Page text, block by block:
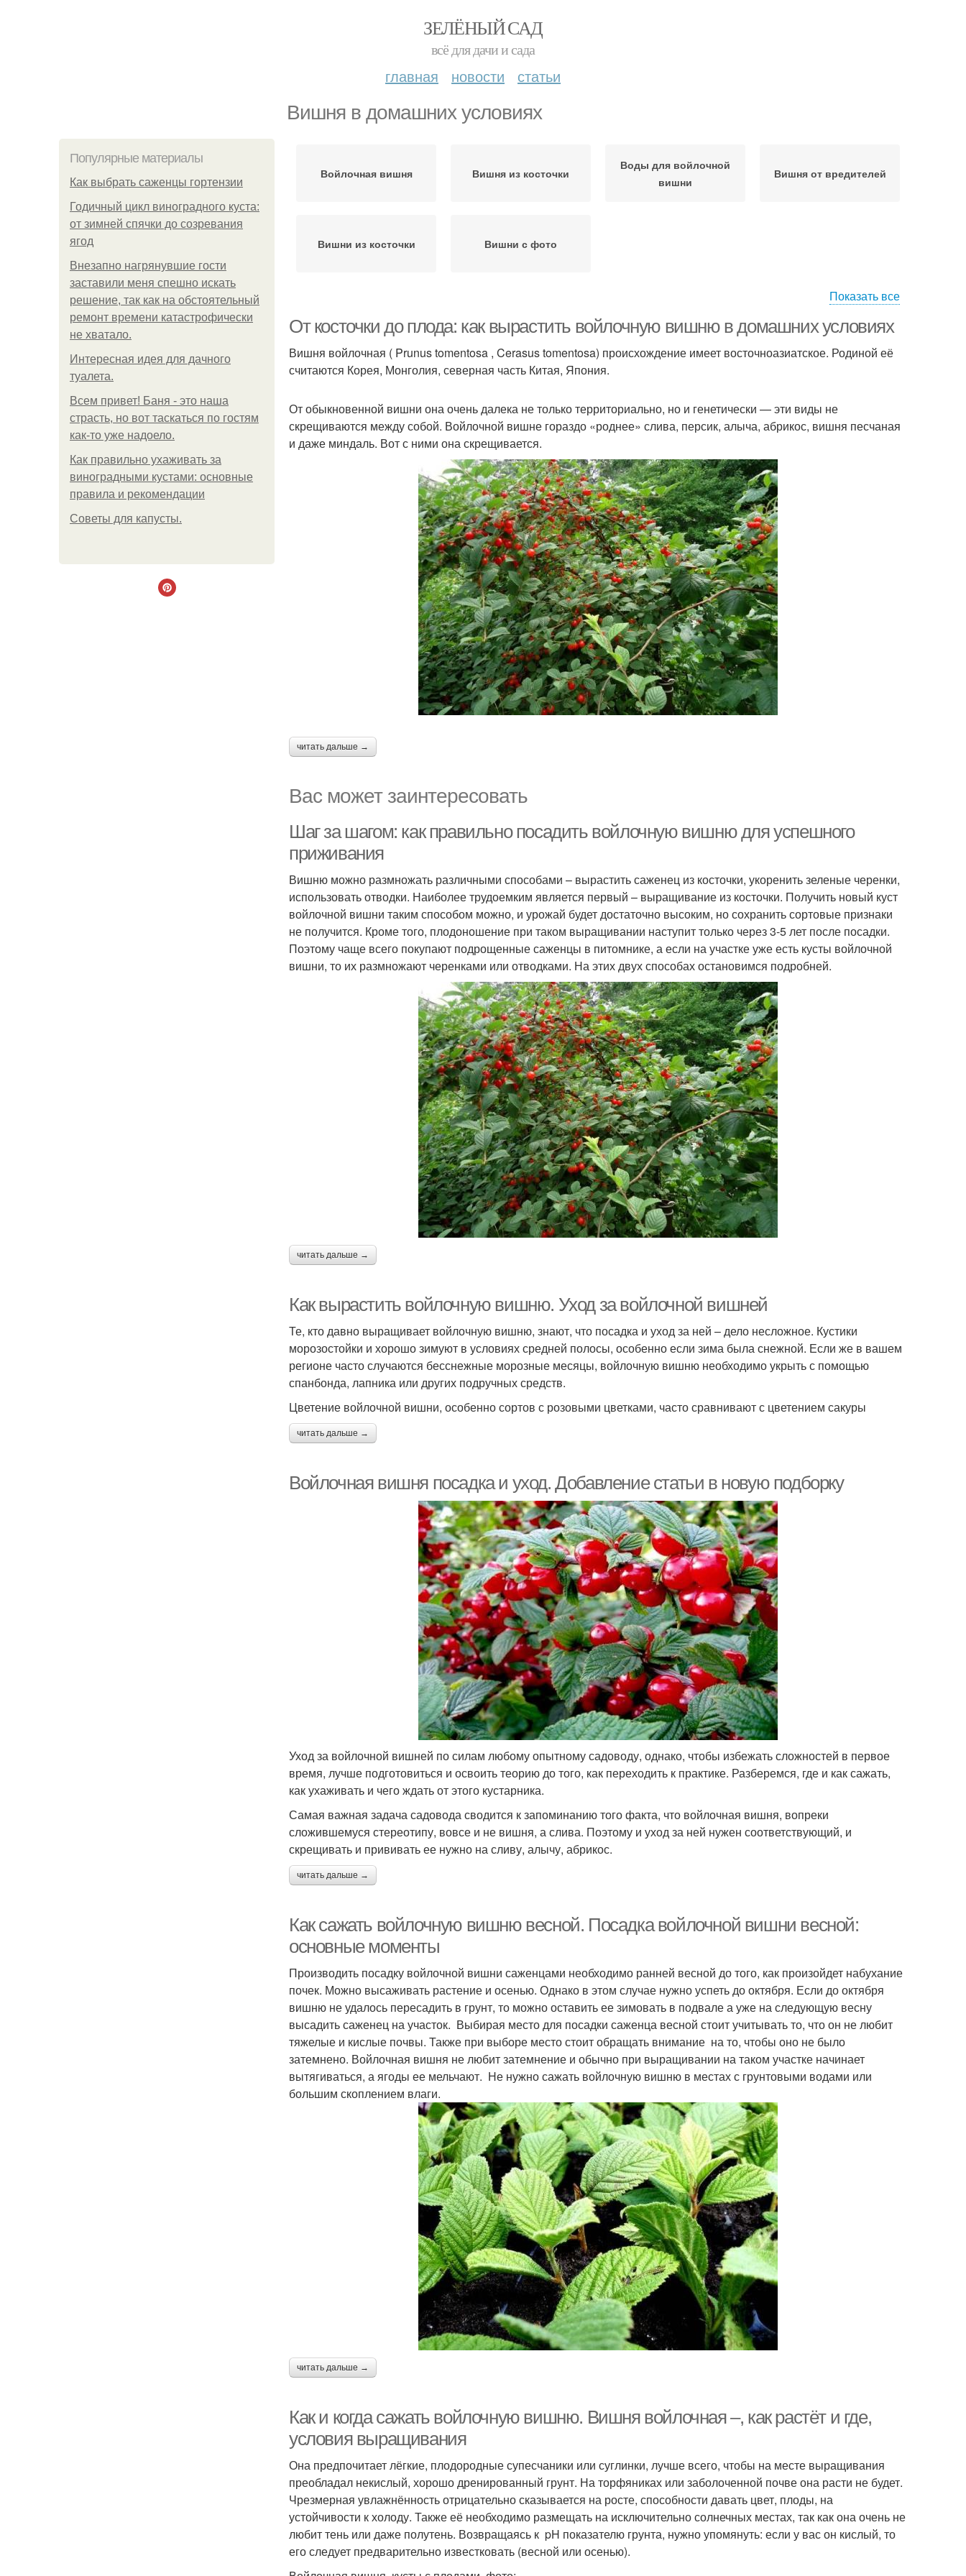
ЗЕЛЁНЫЙ САД
всё для дачи и сада
главная новости статьи
Вишня в домашних условиях
Популярные материалы
Как выбрать саженцы гортензии
Годичный цикл виноградного куста:
от зимней спячки до созревания
ягод
Внезапно нагрянувшие гости
заставили меня спешно искать
решение, так как на обстоятельный
ремонт времени катастрофически
не хватало.
Интересная идея для дачного
туалета.
Всем привет! Баня - это наша
страсть, но вот таскаться по гостям
как-то уже надоело.
Как правильно ухаживать за
виноградными кустами: основные
правила и рекомендации
Советы для капусты.
Войлочная вишня Вишня из косточки
Воды для войлочной
вишни
Вишня от вредителей
Вишни из косточки Вишни с фото
Показать все
От косточки до плода: как вырастить войлочную вишню в домашних условиях
Вишня войлочная ( Prunus tomentosa , Cerasus tomentosa) происхождение имеет восточноазиатское. Родиной её
считаются Корея, Монголия, северная часть Китая, Япония.
От обыкновенной вишни она очень далека не только территориально, но и генетически — эти виды не
скрещиваются между собой. Войлочной вишне гораздо «роднее» слива, персик, алыча, абрикос, вишня песчаная
и даже миндаль. Вот с ними она скрещивается.
читать дальше →
Вас может заинтересовать
Шаг за шагом: как правильно посадить войлочную вишню для успешного
приживания
Вишню можно размножать различными способами – вырастить саженец из косточки, укоренить зеленые черенки,
использовать отводки. Наиболее трудоемким является первый – выращивание из косточки. Получить новый куст
войлочной вишни таким способом можно, и урожай будет достаточно высоким, но сохранить сортовые признаки
не получится. Кроме того, плодоношение при таком выращивании наступит только через 3-5 лет после посадки.
Поэтому чаще всего покупают подрощенные саженцы в питомнике, а если на участке уже есть кусты войлочной
вишни, то их размножают черенками или отводками. На этих двух способах остановимся подробней.
читать дальше →
Как вырастить войлочную вишню. Уход за войлочной вишней
Те, кто давно выращивает войлочную вишню, знают, что посадка и уход за ней – дело несложное. Кустики
морозостойки и хорошо зимуют в условиях средней полосы, особенно если зима была снежной. Если же в вашем
регионе часто случаются бесснежные морозные месяцы, войлочную вишню необходимо укрыть с помощью
спанбонда, лапника или других подручных средств.
Цветение войлочной вишни, особенно сортов с розовыми цветками, часто сравнивают с цветением сакуры
читать дальше →
Войлочная вишня посадка и уход. Добавление статьи в новую подборку
Уход за войлочной вишней по силам любому опытному садоводу, однако, чтобы избежать сложностей в первое
время, лучше подготовиться и освоить теорию до того, как переходить к практике. Разберемся, где и как сажать,
как ухаживать и чего ждать от этого кустарника.
Самая важная задача садовода сводится к запоминанию того факта, что войлочная вишня, вопреки
сложившемуся стереотипу, вовсе и не вишня, а слива. Поэтому и уход за ней нужен соответствующий, и
скрещивать и прививать ее нужно на сливу, алычу, абрикос.
читать дальше →
Как сажать войлочную вишню весной. Посадка войлочной вишни весной:
основные моменты
Производить посадку войлочной вишни саженцами необходимо ранней весной до того, как произойдет набухание
почек. Можно высаживать растение и осенью. Однако в этом случае нужно успеть до октября. Если до октября
вишню не удалось пересадить в грунт, то можно оставить ее зимовать в подвале а уже на следующую весну
высадить саженец на участок. Выбирая место для посадки саженца весной стоит учитывать то, что он не любит
тяжелые и кислые почвы. Также при выборе место стоит обращать внимание на то, чтобы оно не было
затемнено. Войлочная вишня не любит затемнение и обычно при выращивании на таком участке начинает
вытягиваться, а ягоды ее мельчают. Не нужно сажать войлочную вишню в местах с грунтовыми водами или
большим скоплением влаги.
читать дальше →
Как и когда сажать войлочную вишню. Вишня войлочная –, как растёт и где,
условия выращивания
Она предпочитает лёгкие, плодородные супесчаники или суглинки, лучше всего, чтобы на месте выращивания
преобладал некислый, хорошо дренированный грунт. На торфяниках или заболоченной почве она расти не будет.
Чрезмерная увлажнённость отрицательно сказывается на росте, способности давать цвет, плоды, на
устойчивости к холоду. Также её необходимо размещать на исключительно солнечных местах, так как она очень не
любит тень или даже полутень. Возвращаясь к pH показателю грунта, нужно упомянуть: если у вас он кислый, то
его следует предварительно известковать (весной или осенью).